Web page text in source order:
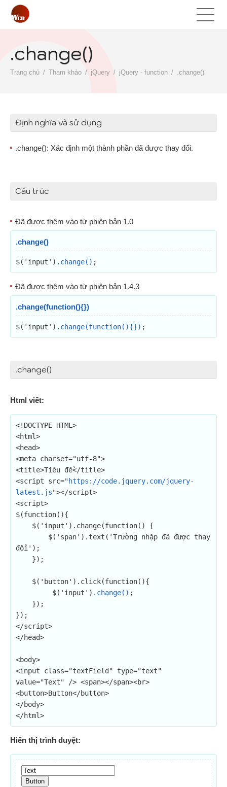
.change()
Trang chủ Tham khảo jQuery jQuery - function .change()
Định nghĩa và sử dụng
.change(): Xác định một thành phần đã được thay đổi.
Cấu trúc
Đã được thêm vào từ phiên bản 1.0
.change()
$('input') .change() ;
Đã được thêm vào từ phiên bản 1.4.3
.change(function(){})
$('input') .change(function(){}) ;
.change()
Html viết:
<!DOCTYPE HTML>
<html>
<head>
<meta charset="utf-8">
<title>Tiêu đề</title>
<script src="https://code.jquery.com/jquery-
latest.js"></script>
<script>
$(function(){
đổi');
         $('input')
.change() ;
});
</script>
</head>
<body>
<input class="textField" type="text"
value="Text" /> <span></span><br>
<button>Button</button>
</body>
</html>
Hiển thị trình duyệt: